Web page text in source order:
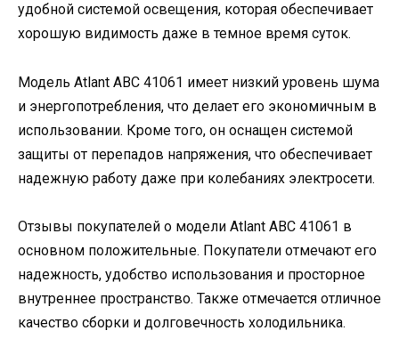
удобной системой освещения, которая обеспечивает
хорошую видимость даже в темное время суток.
Модель Аtlant ABC 41061 имеет низкий уровень шума
и энергопотребления, что делает его экономичным в
использовании. Кроме того, он оснащен системой
защиты от перепадов напряжения, что обеспечивает
надежную работу даже при колебаниях электросети.
Отзывы покупателей о модели Аtlant ABC 41061 в
основном положительные. Покупатели отмечают его
надежность, удобство использования и просторное
внутреннее пространство. Также отмечается отличное
качество сборки и долговечность холодильника.